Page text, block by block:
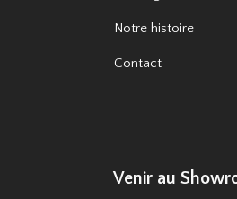
Notre histoire
Contact
Venir au